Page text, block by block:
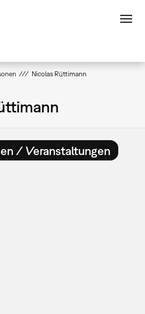
Nicolas Rüttimann
/ Veranstaltungen